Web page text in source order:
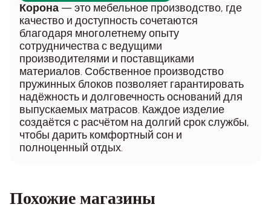
Корона — это мебельное производство, где
качество и доступность сочетаются
благодаря многолетнему опыту
сотрудничества с ведущими
производителями и поставщиками
материалов. Собственное производство
пружинных блоков позволяет гарантировать
надёжность и долговечность оснований для
выпускаемых матрасов. Каждое изделие
создаётся с расчётом на долгий срок службы,
чтобы дарить комфортный сон и
полноценный отдых.
Похожие магазины